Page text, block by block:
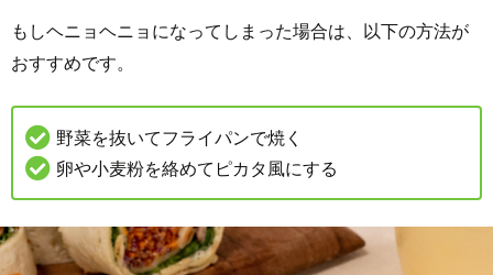
もしヘニョヘニョになってしまった場合は、以下の方法が
おすすめです。
野菜を抜いてフライパンで焼く
卵や小麦粉を絡めてピカタ風にする